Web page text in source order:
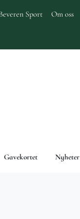
Sport Om oss
Gavekortet Nyheter